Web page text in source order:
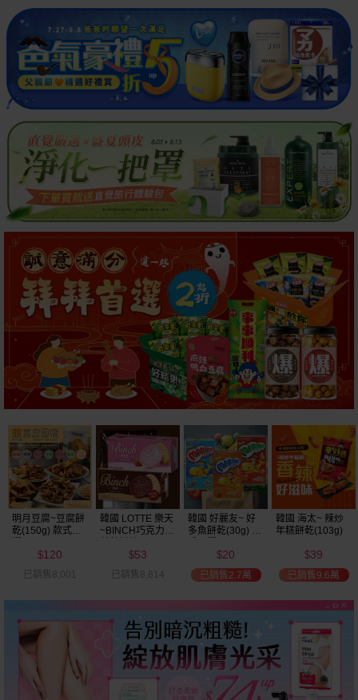
明月豆腐~豆腐餅
乾(150g) 款式可
$120
已銷售8,001
韓國 LOTTE 樂天
~BINCH巧克力／
款式可選
$53
已銷售8,814
韓國 好麗友~ 好
多魚餅乾(30g) 款
$20
已銷售2.7萬
韓國 海太~ 辣炒
年糕餅乾(103g)
$39
已銷售9.6萬